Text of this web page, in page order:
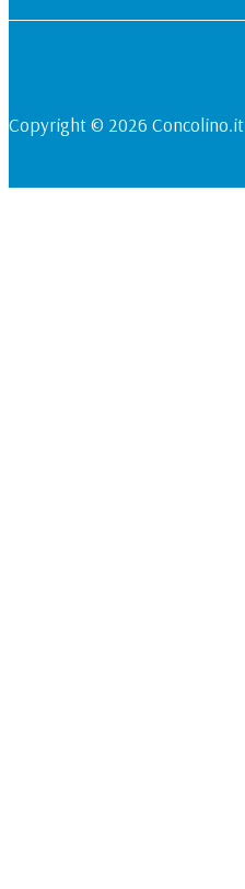
Copyright © 2026 Concolino.it